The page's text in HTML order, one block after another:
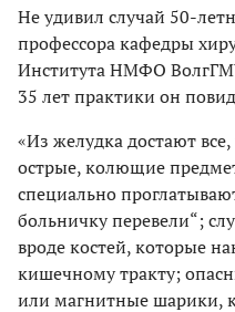
Не удивил случай 50-
профессора кафедры
Института НМФО
35 лет практики он
«Из желудка достают
острые, колющие
специально
больничку перевели“;
вроде костей, которые
кишечному тракту;
или магнитные шарики,